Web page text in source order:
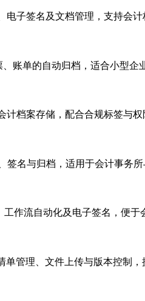
电子签名及文档管理，支持会计
账单的自动归档，适合小型企
计档案存储，配合合规标签与
名与归档，适用于会计事务所
作流自动化及电子签名，便于
管理、文件上传与版本控制，